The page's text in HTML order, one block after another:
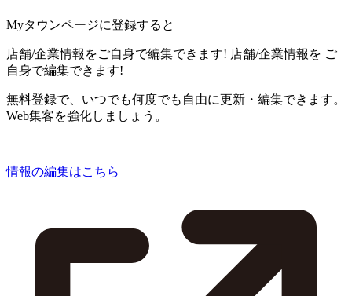
Myタウンページに登録すると
店舗/企業情報をご自身で編集できます! 店舗/企業情報を ご
自身で編集できます!
無料登録で、いつでも何度でも自由に更新・編集できます。
Web集客を強化しましょう。
情報の編集はこちら